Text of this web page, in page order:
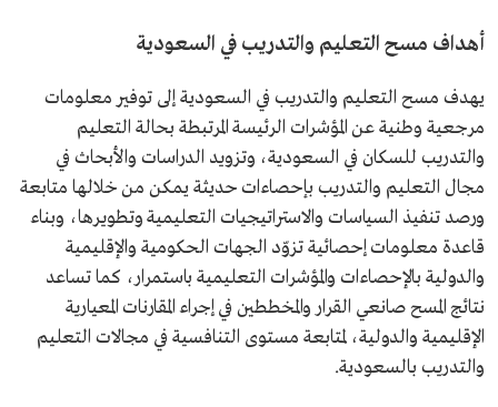
أهداف مسح التعليم والتدريب في السعودية
يهدف مسح التعليم والتدريب في السعودية إلى توفير معلومات
مرجعية وطنية عن المؤشرات الرئيسة المرتبطة بحالة التعليم
والتدريب للسكان في السعودية، وتزويد الدراسات والأبحاث في
مجال التعليم والتدريب بإحصاءات حديثة يمكن من خلالها متابعة
ورصد تنفيذ السياسات والاستراتيجيات التعليمية وتطويرها، وبناء
قاعدة معلومات إحصائية تزوّد الجهات الحكومية والإقليمية
والدولية بالإحصاءات والمؤشرات التعليمية باستمرار، كما تساعد
نتائج المسح صانعي القرار والمخططين في إجراء المقارنات المعيارية
الإقليمية والدولية، لمتابعة مستوى التنافسية في مجالات التعليم
والتدريب بالسعودية.